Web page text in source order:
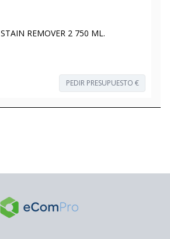
REMOVER 2 750 ML.
PEDIR PRESUPUESTO €